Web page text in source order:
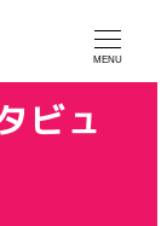
MENU
ナビ
ビュ